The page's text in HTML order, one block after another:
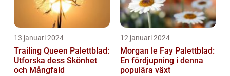
13 januari 2024
Trailing Queen Palettblad:
Utforska dess Skönhet
och Mångfald
12 januari 2024
Morgan le Fay Palettblad:
En fördjupning i denna
populära växt